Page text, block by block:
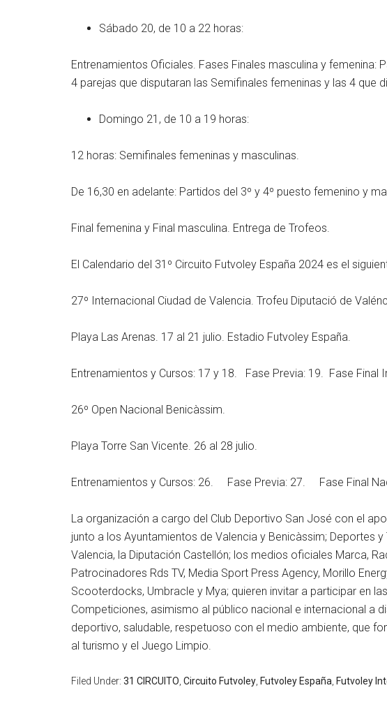
Sábado 20, de 10 a 22 horas:
Entrenamientos Oficiales. Fases Finales masculina y femenina:
4 parejas que disputaran las Semifinales femeninas y las 4 que
Domingo 21, de 10 a 19 horas:
12 horas: Semifinales femeninas y masculinas.
De 16,30 en adelante: Partidos del 3º y 4º puesto femenino y
Final femenina y Final masculina. Entrega de Trofeos.
El Calendario del 31º Circuito Futvoley España 2024 es el
27º Internacional Ciudad de Valencia. Trofeu Diputació de
Playa Las Arenas. 17 al 21 julio. Estadio Futvoley España.
Entrenamientos y Cursos: 17 y 18. Fase Previa: 19. Fase Final
26º Open Nacional Benicàssim.
Playa Torre San Vicente. 26 al 28 julio.
Entrenamientos y Cursos: 26. Fase Previa: 27. Fase Final
La organización a cargo del Club Deportivo San José con el
junto a los Ayuntamientos de Valencia y Benicàssim; Deportes
Valencia, la Diputación Castellón; los medios oficiales Marca,
Patrocinadores Rds TV, Media Sport Press Agency, Morillo
Scooterdocks, Umbracle y Mya; quieren invitar a participar en
Competiciones, asimismo al público nacional e internacional a
deportivo, saludable, respetuoso con el medio ambiente, que
al turismo y el Juego Limpio.
Filed Under: 31 CIRCUITO, Circuito Futvoley, Futvoley España, Futvoley